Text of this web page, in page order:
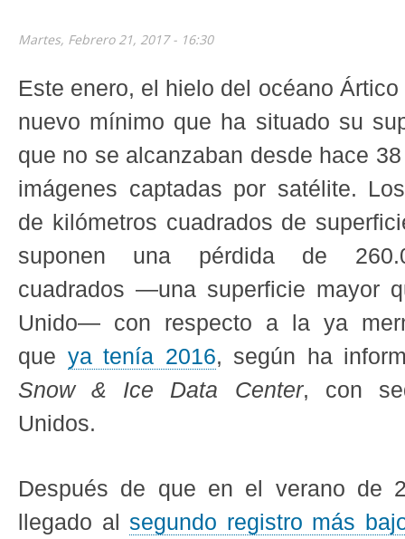
Martes, Febrero 21, 2017 - 16:30
Este enero, el hielo del océano
nuevo mínimo que ha situado su
que no se alcanzaban desde hace
imágenes captadas por satélite.
de kilómetros cuadrados de
suponen una pérdida de
cuadrados —una superficie mayor
Unido— con respecto a la ya
que ya tenía 2016, según ha
Snow & Ice Data Center, con
Unidos.
Después de que en el verano de
llegado al segundo registro más